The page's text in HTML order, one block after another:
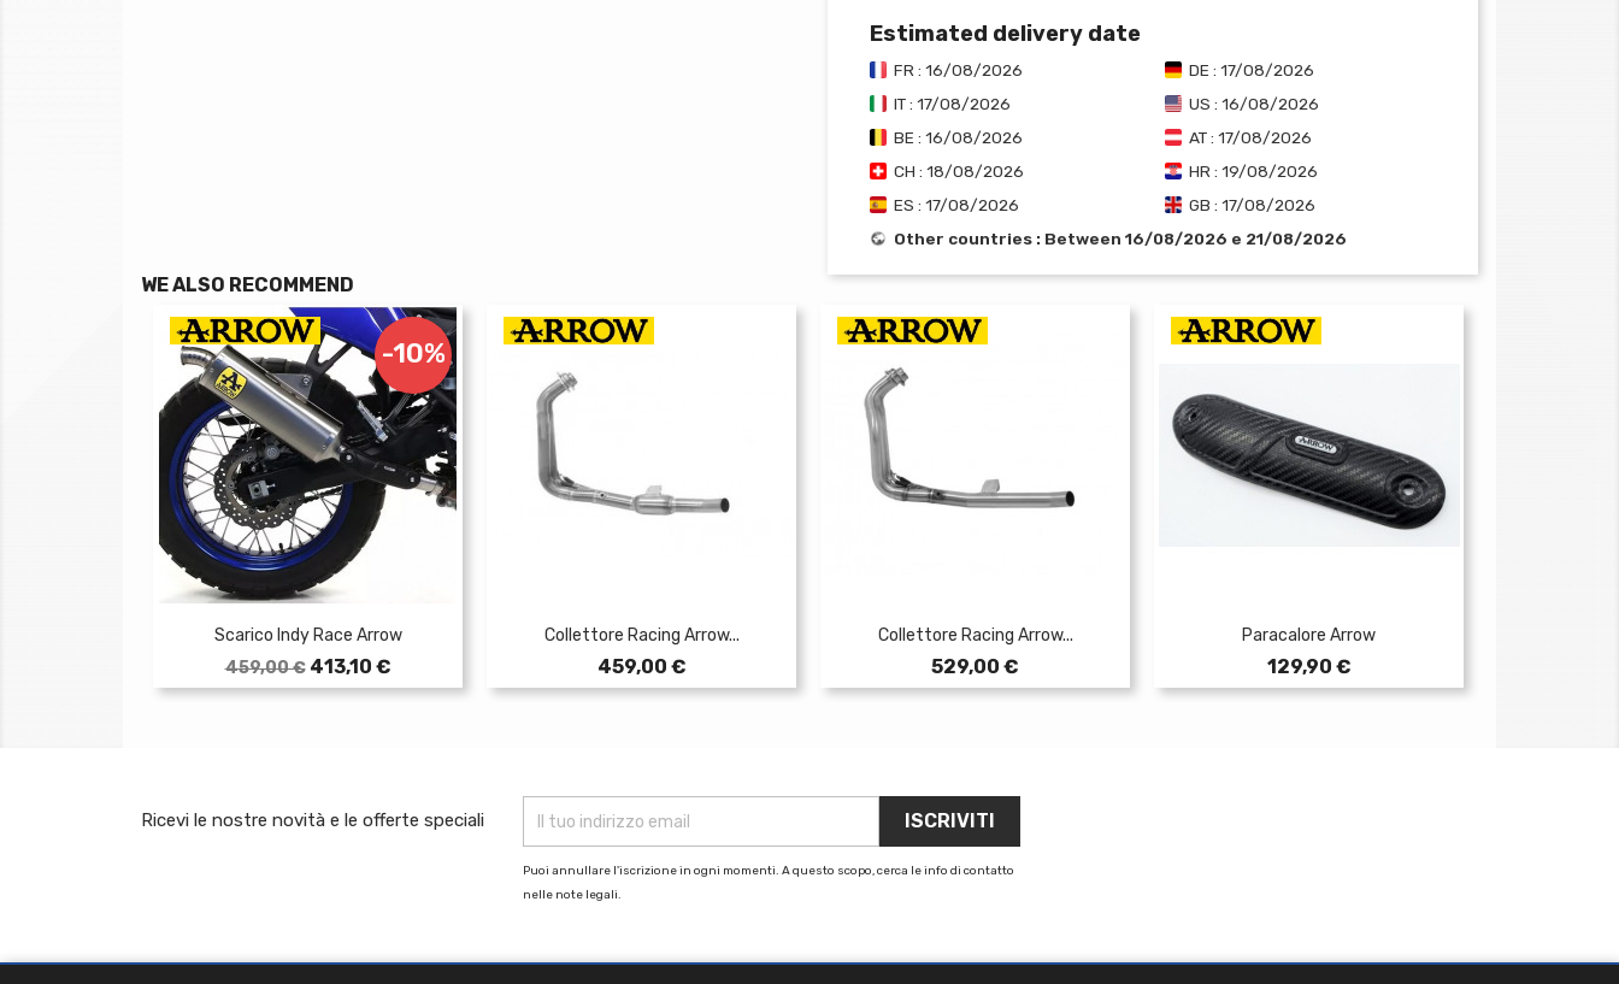
Estimated delivery date
FR : 16/08/2026
DE : 17/08/2026
IT : 17/08/2026
US : 16/08/2026
BE : 16/08/2026
AT : 17/08/2026
CH : 18/08/2026
HR : 19/08/2026
ES : 17/08/2026
GB : 17/08/2026
Other countries : Between 16/08/2026 e 21/08/2026
WE ALSO RECOMMEND
Scarico Indy Race Arrow
Prezzo
base
459,00 €
-10%
Prezzo
413,10 €
Collettore Racing Arrow...
Prezzo
459,00 €
Collettore Racing Arrow...
Prezzo
529,00 €
Paracalore Arrow
Prezzo
129,90 €
Ricevi le nostre novità e le offerte speciali
Puoi annullare l'iscrizione in ogni momenti. A questo scopo, cerca le info di contatto
nelle note legali.